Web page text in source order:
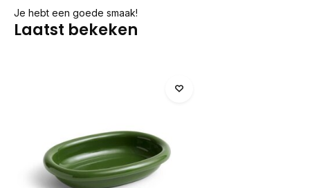
Je hebt een goede smaak!
Laatst bekeken